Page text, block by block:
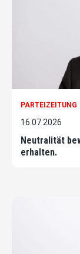
PARTEIZEITUNG
16.07.2026
Neutralität
erhalten.